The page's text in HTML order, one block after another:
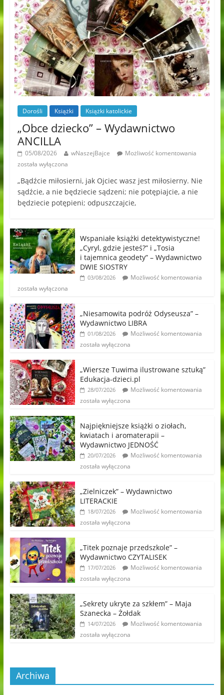
Dorośli Książki Książki katolickie
„Obce dziecko” – Wydawnictwo
ANCILLA
05/08/2026 wNaszejBajce
Możliwość komentowania
została wyłączona
„Bądźcie miłosierni, jak Ojciec wasz jest miłosierny. Nie
sądźcie, a nie będziecie sądzeni; nie potępiajcie, a nie
będziecie potępieni; odpuszczajcie,
Wspaniałe książki detektywistyczne!
„Cyryl, gdzie jesteś?” i „Tosia
i tajemnica geodety” – Wydawnictwo
DWIE SIOSTRY
03/08/2026
Możliwość komentowania
została wyłączona
„Niesamowita podróż Odyseusza” –
Wydawnictwo LIBRA
01/08/2026
Możliwość komentowania
została wyłączona
„Wiersze Tuwima ilustrowane sztuką”
Edukacja-dzieci.pl
28/07/2026
Możliwość komentowania
została wyłączona
Najpiękniejsze książki o ziołach,
kwiatach i aromaterapii –
Wydawnictwo JEDNOŚĆ
20/07/2026
Możliwość komentowania
została wyłączona
„Zielniczek” – Wydawnictwo
LITERACKIE
18/07/2026
Możliwość komentowania
została wyłączona
„Titek poznaje przedszkole” –
Wydawnictwo CZYTALISEK
17/07/2026
Możliwość komentowania
została wyłączona
„Sekrety ukryte za szkłem” – Maja
Szanecka – Żołdak
14/07/2026
Możliwość komentowania
została wyłączona
Archiwa